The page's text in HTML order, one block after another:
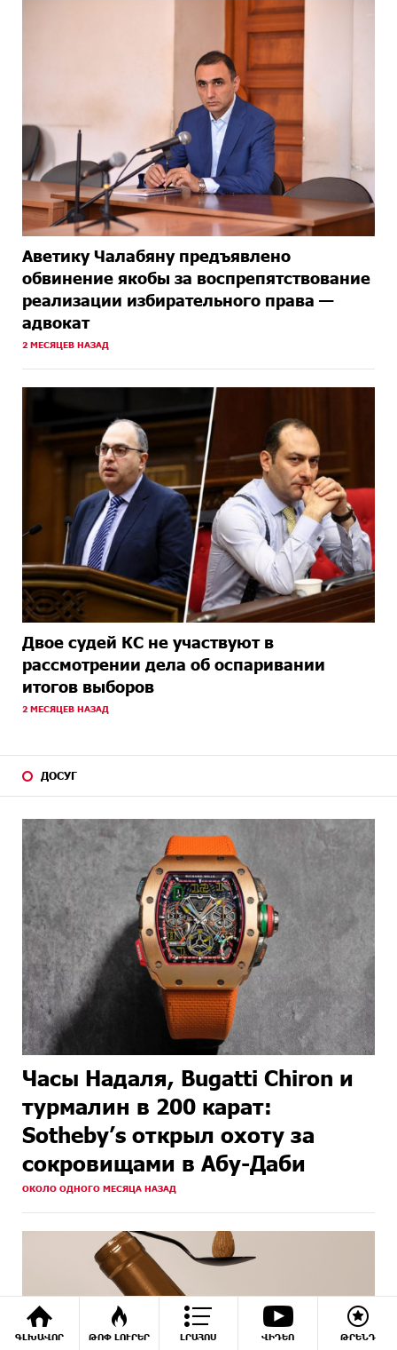
ԳԼԽԱՎՈՐ ԹՈՓ ԼՈՒՐԵՐ ԼՐԱՀՈՍ ՎԻԴԵՈ ԹՐԵՆԴ
Аветику Чалабяну предъявлено
обвинение якобы за воспрепятствование
реализации избирательного права —
адвокат
2 МЕСЯЦЕВ НАЗАД
Двое судей КС не участвуют в
рассмотрении дела об оспаривании
итогов выборов
2 МЕСЯЦЕВ НАЗАД
ДОСУГ
Часы Надаля, Bugatti Chiron и
турмалин в 200 карат:
Sotheby’s открыл охоту за
сокровищами в Абу-Даби
ОКОЛО ОДНОГО МЕСЯЦА НАЗАД